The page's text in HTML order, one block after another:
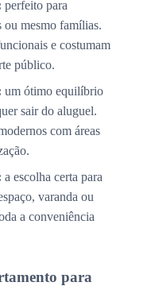
perfeito para
ou mesmo famílias.
e costumam
público.
um ótimo equilíbrio
sair do aluguel.
com áreas
a escolha certa para
varanda ou
a conveniência
para